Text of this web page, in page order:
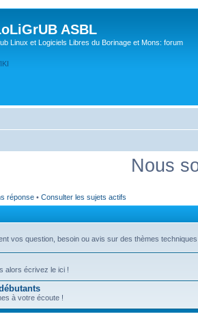
ASBL
Linux et Logiciels Libres du Borinage et Mons: forum
Nous
réponse • Consulter les sujets actifs
vos question, besoin ou avis sur des thèmes
alors écrivez le ici !
à votre écoute !